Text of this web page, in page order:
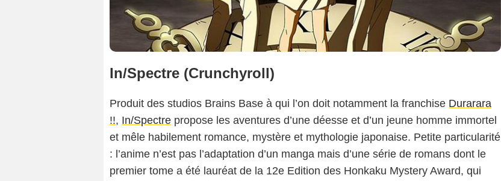
In/Spectre (Crunchyroll)
Produit des studios Brains Base à qui l’on doit notamment la franchise Durarara
!!, In/Spectre propose les aventures d’une déesse et d’un jeune homme immortel
et mêle habilement romance, mystère et mythologie japonaise. Petite particularité
: l’anime n’est pas l’adaptation d’un manga mais d’une série de romans dont le
premier tome a été lauréat de la 12e Edition des Honkaku Mystery Award, qui